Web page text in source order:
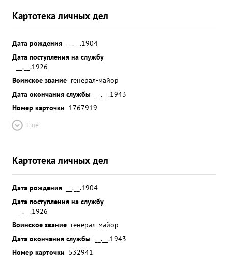
Картотека личных дел
Дата рождения
__.__.1904
Дата поступления на службу
__.__.1926
Воинское звание генерал-майор
Дата окончания службы
__.__.1943
Номер карточки 1767919
Ещё
Картотека личных дел
Дата рождения
__.__.1904
Дата поступления на службу
__.__.1926
Воинское звание генерал-майор
Дата окончания службы
__.__.1943
Номер карточки 532941